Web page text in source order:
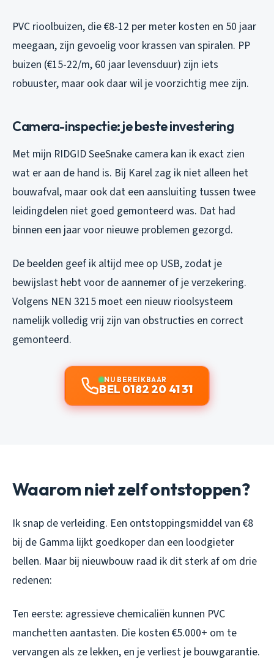
PVC rioolbuizen, die €8-12 per meter kosten en 50 jaar
meegaan, zijn gevoelig voor krassen van spiralen. PP
buizen (€15-22/m, 60 jaar levensduur) zijn iets
robuuster, maar ook daar wil je voorzichtig mee zijn.
Camera-inspectie: je beste investering
Met mijn RIDGID SeeSnake camera kan ik exact zien
wat er aan de hand is. Bij Karel zag ik niet alleen het
bouwafval, maar ook dat een aansluiting tussen twee
leidingdelen niet goed gemonteerd was. Dat had
binnen een jaar voor nieuwe problemen gezorgd.
De beelden geef ik altijd mee op USB, zodat je
bewijslast hebt voor de aannemer of je verzekering.
Volgens NEN 3215 moet een nieuw rioolsysteem
namelijk volledig vrij zijn van obstructies en correct
gemonteerd.
NU BEREIKBAAR
BEL 0182 20 41 31
Waarom niet zelf ontstoppen?
Ik snap de verleiding. Een ontstoppingsmiddel van €8
bij de Gamma lijkt goedkoper dan een loodgieter
bellen. Maar bij nieuwbouw raad ik dit sterk af om drie
redenen:
Ten eerste: agressieve chemicaliën kunnen PVC
manchetten aantasten. Die kosten €5.000+ om te
vervangen als ze lekken, en je verliest je bouwgarantie.